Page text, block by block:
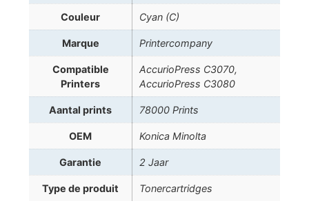
Couleur Cyan (C)
Marque Printercompany
Compatible
Printers
AccurioPress C3070,
AccurioPress C3080
Aantal prints 78000 Prints
OEM Konica Minolta
Garantie 2 Jaar
Type de produit Tonercartridges